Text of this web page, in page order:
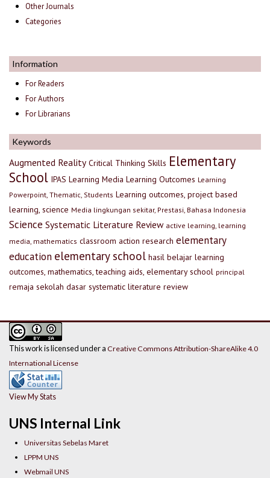
Other Journals
Categories
Information
For Readers
For Authors
For Librarians
Keywords
Augmented Reality Critical Thinking Skills Elementary
School IPAS Learning Media Learning Outcomes Learning
Powerpoint, Thematic, Students Learning outcomes, project based
learning, science Media lingkungan sekitar, Prestasi, Bahasa Indonesia
Science Systematic Literature Review active learning, learning
media, mathematics classroom action research elementary
education elementary school hasil belajar learning
outcomes, mathematics, teaching aids, elementary school principal
remaja sekolah dasar systematic literature review
UNS Internal Link
Universitas Sebelas Maret
LPPM UNS
Webmail UNS
This work is licensed under a Creative Commons Attribution-ShareAlike 4.0
International License
View My Stats